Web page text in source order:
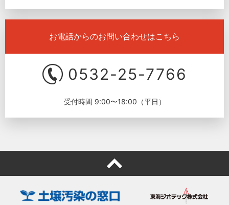
お電話からのお問い合わせはこちら
0532-25-7766
受付時間 9:00〜18:00（平日）